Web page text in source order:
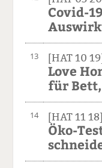
Covid-
13 [HAT 10 19]
Love
für Bett,
14 [HAT 11 18]
Öko-